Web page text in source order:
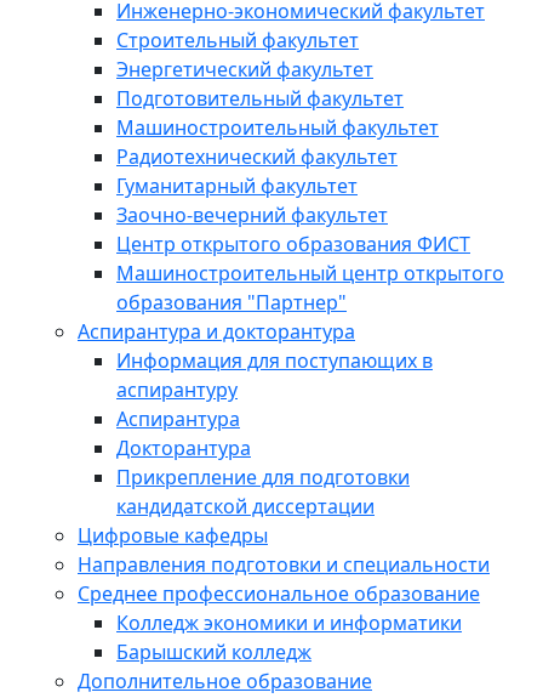
Инженерно-экономический факультет
Строительный факультет
Энергетический факультет
Подготовительный факультет
Машиностроительный факультет
Радиотехнический факультет
Гуманитарный факультет
Заочно-вечерний факультет
Центр открытого образования ФИСТ
Машиностроительный центр открытого
образования "Партнер"
Аспирантура и докторантура
Информация для поступающих в
аспирантуру
Аспирантура
Докторантура
Прикрепление для подготовки
кандидатской диссертации
Цифровые кафедры
Направления подготовки и специальности
Среднее профессиональное образование
Колледж экономики и информатики
Барышский колледж
Дополнительное образование